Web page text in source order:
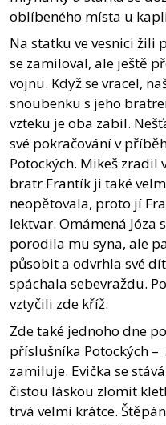
oblíbeného místa u
Na statku ve vesnici žili
se zamiloval, ale ještě
vojnu. Když se vracel,
snoubenku s jeho
vzteku je oba zabil.
své pokračování v
Potockých. Mikeš zradil
bratr Frantík ji také
neopětovala, proto jí
lektvar. Omámená Józa
porodila mu syna, ale
působit a odvrhla své
spáchala sebevraždu.
vztyčili zde kříž.
Zde také jednoho dne
příslušníka Potockých –
zamiluje. Evička se
čistou láskou zlomit
trvá velmi krátce.